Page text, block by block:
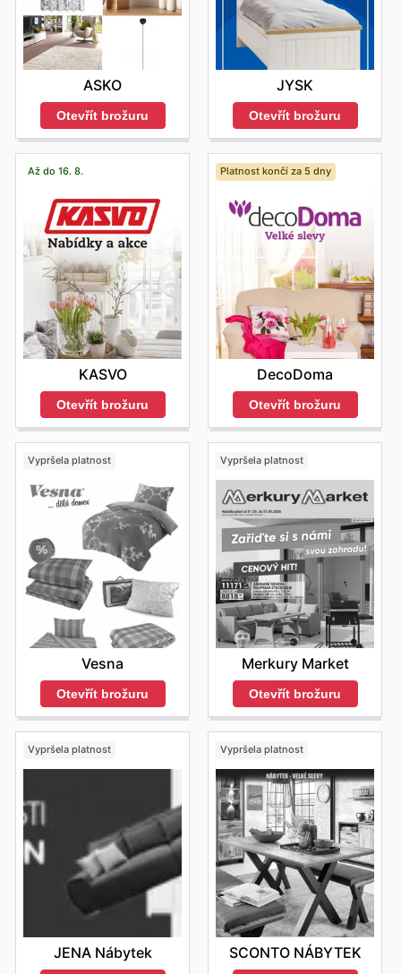
ASKO
Otevřít brožuru
JYSK
Otevřít brožuru
Až do 16. 8.
KASVO
Otevřít brožuru
Platnost končí za 5 dny
DecoDoma
Otevřít brožuru
Vypršela platnost
Vesna
Otevřít brožuru
Vypršela platnost
Merkury Market
Otevřít brožuru
Vypršela platnost
JENA Nábytek
Vypršela platnost
SCONTO NÁBYTEK